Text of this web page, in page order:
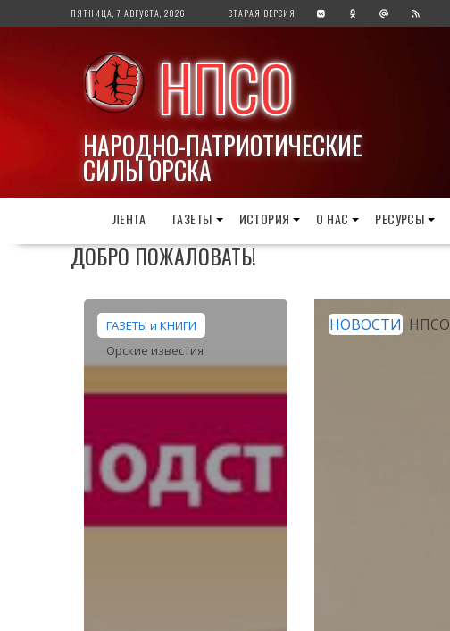
к
ПЯТНИЦА, 7 АВГУСТА, 2026 СТАРАЯ ВЕРСИЯ
НПСО
НАРОДНО-ПАТРИОТИЧЕСКИЕ
СИЛЫ ОРСКА
ЛЕНТА ГАЗЕТЫ ИСТОРИЯ О НАС РЕСУРСЫ
ДОБРО ПОЖАЛОВАТЬ!
ГАЗЕТЫ и КНИГИ
Орские известия
НОВОСТИ НПСО